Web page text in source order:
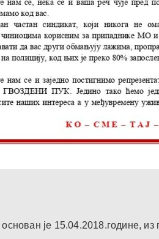
основан је 15.04.2018.године,